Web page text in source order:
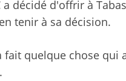
a décidé d'offrir à
tenir à sa décision.
fait quelque chose qui